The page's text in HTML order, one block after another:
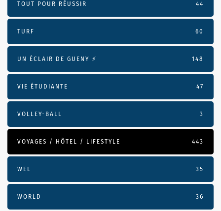
TOUT POUR RÉUSSIR 44
TURF 60
UN ÉCLAIR DE GUENY ⚡️ 148
VIE ÉTUDIANTE 47
VOLLEY-BALL 3
VOYAGES / HÔTEL / LIFESTYLE 443
WEL 35
WORLD 36